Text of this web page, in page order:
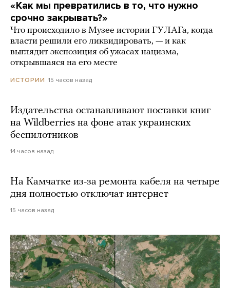
«Как мы превратились в то, что нужно
срочно закрывать?»
Что происходило в Музее истории ГУЛАГа, когда
власти решили его ликвидировать, — и как
выглядит экспозиция об ужасах нацизма,
открывшаяся на его месте
ИСТОРИИ 15 часов назад
Издательства останавливают поставки книг
на Wildberries на фоне атак украинских
беспилотников
14 часов назад
На Камчатке из-за ремонта кабеля на четыре
дня полностью отключат интернет
15 часов назад